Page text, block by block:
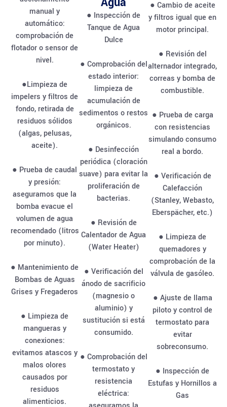
manual y
automático:
comprobación de
flotador o sensor de
nivel.
●Limpieza de
impelers y filtros de
fondo, retirada de
residuos sólidos
(algas, pelusas,
aceite).
● Prueba de caudal
y presión:
aseguramos que la
bomba evacue el
volumen de agua
recomendado (litros
por minuto).
● Mantenimiento de
Bombas de Aguas
Grises y Fregaderos
● Limpieza de
mangueras y
conexiones:
evitamos atascos y
malos olores
causados por
residuos
alimenticios.
● Inspección de
Tanque de Agua
Dulce
● Comprobación del
estado interior:
limpieza de
acumulación de
sedimentos o restos
orgánicos.
● Desinfección
periódica (cloración
suave) para evitar la
proliferación de
bacterias.
● Revisión de
Calentador de Agua
(Water Heater)
● Verificación del
ánodo de sacrificio
(magnesio o
aluminio) y
sustitución si está
consumido.
● Comprobación del
termostato y
resistencia
eléctrica:
● Cambio de aceite
y filtros igual que en
motor principal.
● Revisión del
alternador integrado,
correas y bomba de
combustible.
● Prueba de carga
con resistencias
simulando consumo
real a bordo.
● Verificación de
Calefacción
(Stanley, Webasto,
Eberspächer, etc.)
● Limpieza de
quemadores y
comprobación de la
válvula de gasóleo.
● Ajuste de llama
piloto y control de
termostato para
evitar
sobreconsumo.
● Inspección de
Estufas y Hornillos a
Gas